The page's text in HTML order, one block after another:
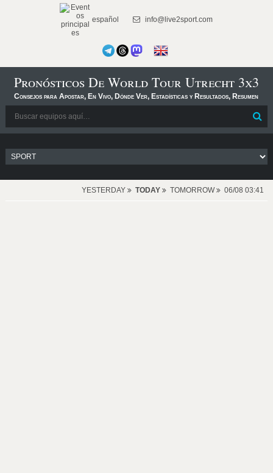
español info@live2sport.com
Pronósticos De World Tour Utrecht 3x3
Consejos para Apostar, En Vivo, Dónde Ver, Estadísticas y Resultados, Resumen
YESTERDAY TODAY TOMORROW 06/08 03:41